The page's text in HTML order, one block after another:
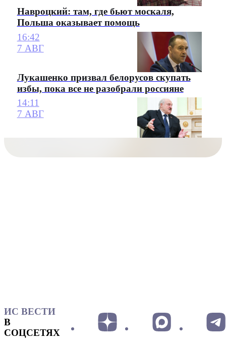
Навроцкий: там, где бьют москаля,
Польша оказывает помощь
16:42
7 АВГ
Лукашенко призвал белорусов скупать
избы, пока все не разобрали россияне
14:11
7 АВГ
ИС ВЕСТИ
В
СОЦСЕТЯХ